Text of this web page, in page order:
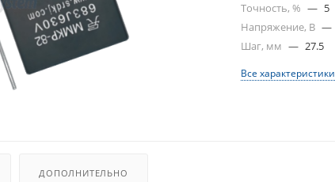
Точность, % — 5
Напряжение, В —
Шаг, мм — 27.5
Все характеристики
ДОПОЛНИТЕЛЬНО